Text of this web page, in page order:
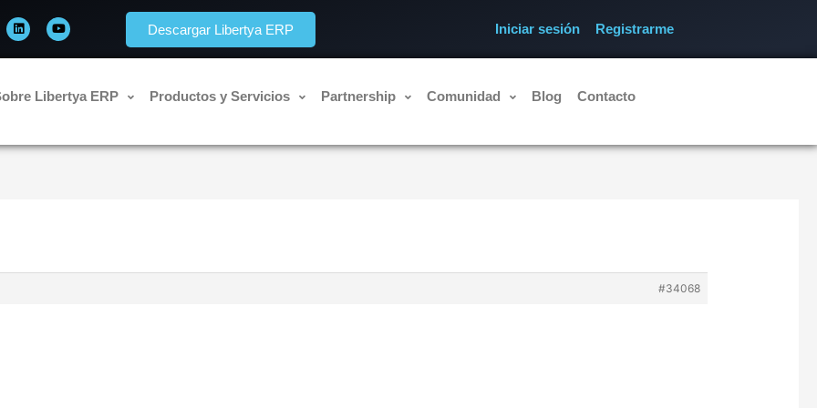
i
n
k
e
n
o
u
t
u
Descargar Libertya ERP Iniciar sesión Registrarme
Libertya ERP Productos y Servicios Partnership Comunidad Blog Contacto
#34068